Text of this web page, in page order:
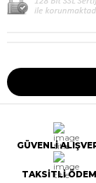
GÜVENLİ
TAKSİTLİ